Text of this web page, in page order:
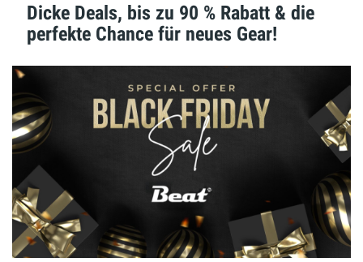
Dicke Deals, bis zu 90 % Rabatt & die
perfekte Chance für neues Gear!